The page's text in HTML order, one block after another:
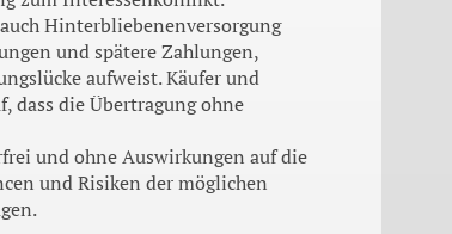
Hinterbliebenenversorgung
und spätere Zahlungen,
aufweist. Käufer und
dass die Übertragung ohne
und ohne Auswirkungen auf die
und Risiken der möglichen